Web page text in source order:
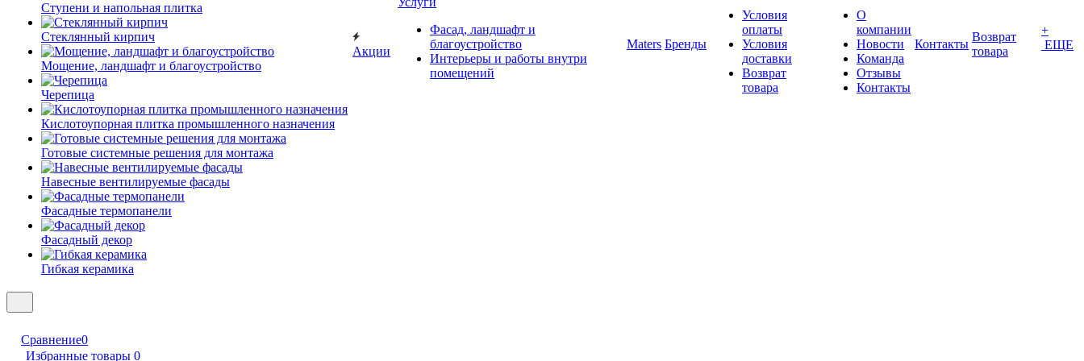
Ступени и напольная плитка
Cтеклянный кирпич
Мощение, ландшафт и благоустройство
Черепица
Кислотоупорная плитка промышленного назначения
Готовые системные решения для монтажа
Навесные вентилируемые фасады
Фасадные термопанели
Фасадный декор
Гибкая керамика
Акции
Фасад, ландшафт и
благоустройство
Интерьеры и работы внутри
помещений
Maters Бренды
Условия
оплаты
Условия
доставки
Возврат
товара
О
компании
Новости
Команда
Отзывы
Контакты
Контакты
Возврат
товара
+
ЕЩЕ
Сравнение0
Избранные товары 0